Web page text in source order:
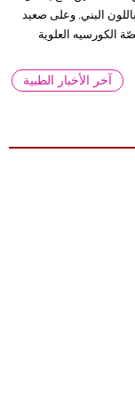
البني. وعلى صعيد
الكورسيه العلوية
آخر الأخبار الطبية